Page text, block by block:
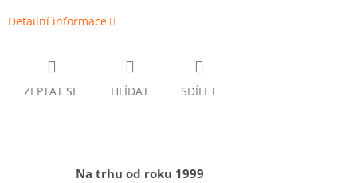
Detailní informace
ZEPTAT SE HLÍDAT SDÍLET
Na trhu od roku 1999